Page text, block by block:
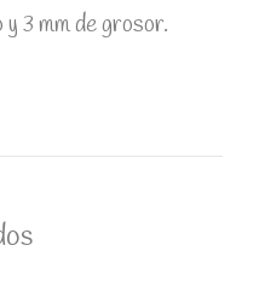
3 mm de grosor.